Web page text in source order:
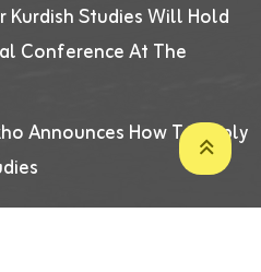
Kurdish Studies Will Hold
Conference At The
Announces How To Apply